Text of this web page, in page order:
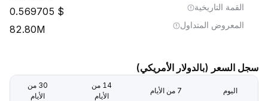
القمة التاريخية 0.569705
المعروض المتداول 82.80M
سجل السعر (بالدولار الأمريكي)
اليوم 7 من الأيام
14 من
الأيام
30 من
الأيام